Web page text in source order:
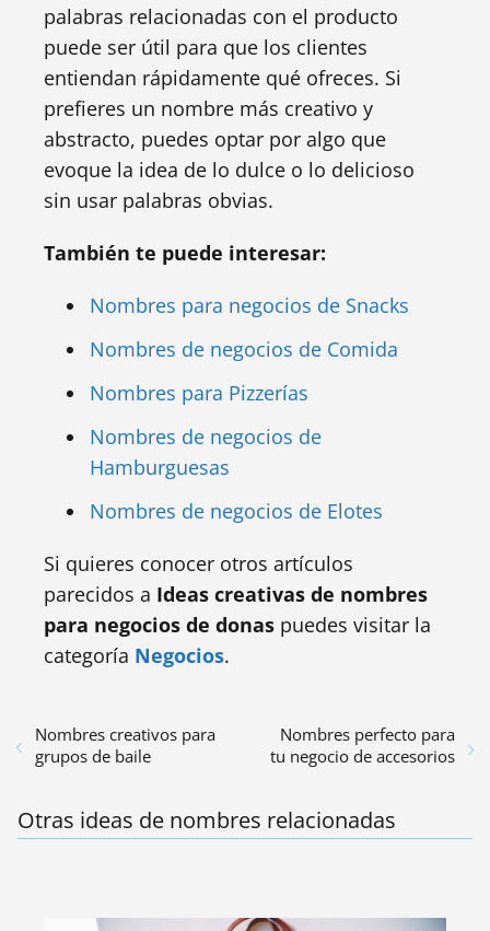
palabras relacionadas con el producto
puede ser útil para que los clientes
entiendan rápidamente qué ofreces. Si
prefieres un nombre más creativo y
abstracto, puedes optar por algo que
evoque la idea de lo dulce o lo delicioso
sin usar palabras obvias.
También te puede interesar:
Nombres para negocios de Snacks
Nombres de negocios de Comida
Nombres para Pizzerías
Nombres de negocios de
Hamburguesas
Nombres de negocios de Elotes
Si quieres conocer otros artículos
parecidos a Ideas creativas de nombres
para negocios de donas puedes visitar la
categoría Negocios.
Nombres creativos para
grupos de baile
Nombres perfecto para
tu negocio de accesorios
Otras ideas de nombres relacionadas